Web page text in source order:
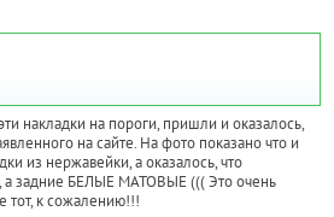
накладки на пороги, пришли и оказалось,
на сайте. На фото показано что и
из нержавейки, а оказалось, что
а задние БЕЛЫЕ МАТОВЫЕ ((( Это очень
тот, к сожалению!!!